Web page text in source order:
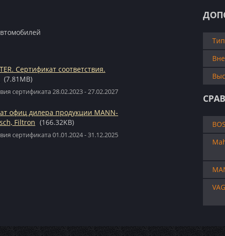
Сертификат соответствия.
(7.81MB)
сертификата 28.02.2023 - 27.02.2027
офиц дилера продукции MANN-
Filtron (166.32KB)
сертификата 01.01.2024 - 31.12.2025
VAG